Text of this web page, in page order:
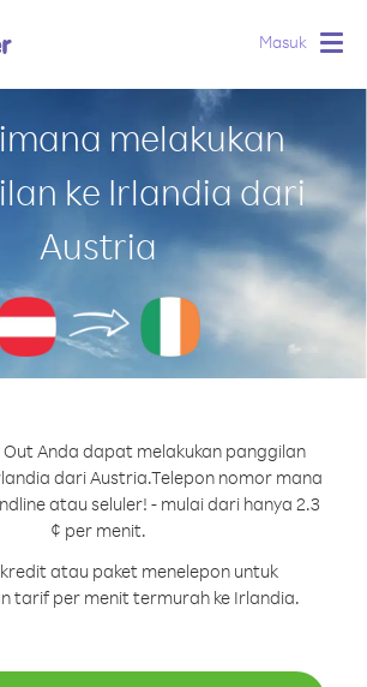
Masuk
melakukan
ke Irlandia dari
Austria
Out Anda dapat melakukan panggilan
dari Austria.Telepon nomor mana
atau seluler! - mulai dari hanya 2.3
¢ per menit.
atau paket menelepon untuk
tarif per menit termurah ke Irlandia.